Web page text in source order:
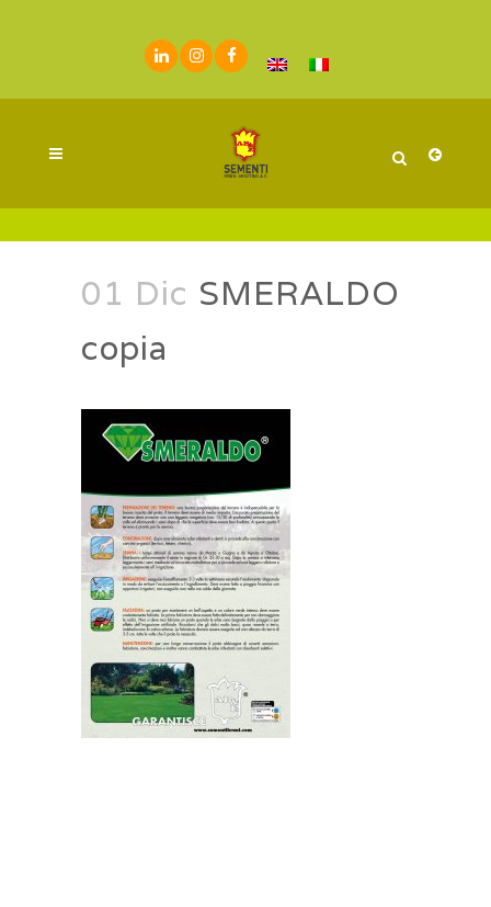
01 Dic SMERALDO
copia